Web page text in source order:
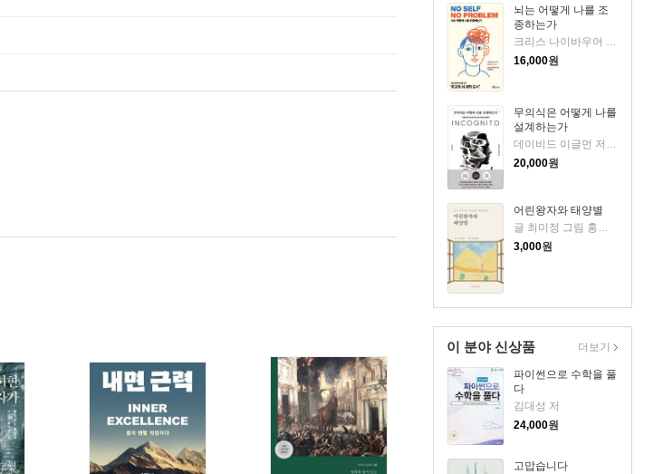
뇌는 어떻게 나를 조
종하는가
크리스 나이바우어 저/김윤종 역
16,000원
무의식은 어떻게 나를
설계하는가
데이비드 이글먼 저/김승욱 역
20,000원
어린왕자와 태양별
글 최미정 그림 홍예림 저
3,000원
이 분야 신상품
파이썬으로 수학을 풀
다
김대성 저
24,000원
고맙습니다
더보기